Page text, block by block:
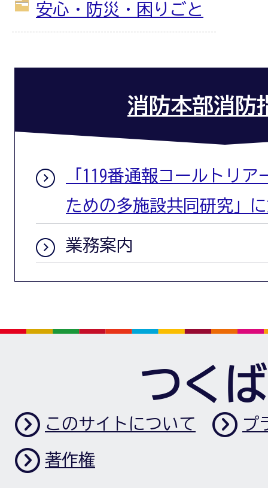
安心・防災・困りごと
消防本部消防
「119番通報コールトリ
ための多施設共同研究」
業務案内
つく
このサイトについて プ
著作権